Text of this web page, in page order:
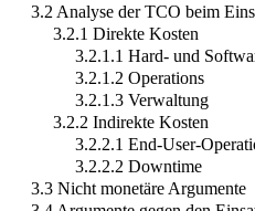
3.2 Analyse der TCO beim
3.2.1 Direkte Kosten
3.2.1.1 Hard- und
3.2.1.2 Operations
3.2.1.3 Verwaltung
3.2.2 Indirekte Kosten
3.2.2.1 End-User-
3.2.2.2 Downtime
3.3 Nicht monetäre Argumente